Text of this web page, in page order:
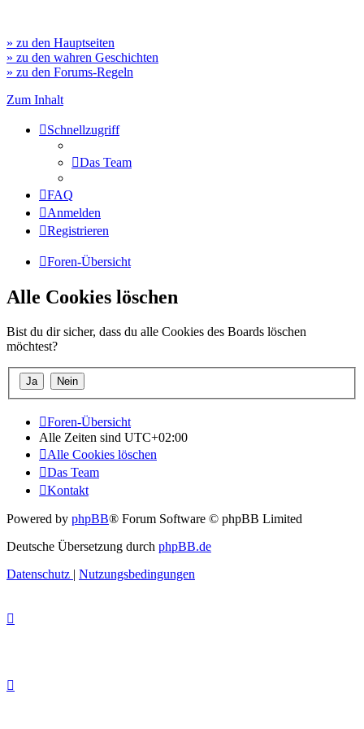
» zu den Hauptseiten
» zu den wahren Geschichten
» zu den Forums-Regeln
Zum Inhalt
Schnellzugriff
Das Team
FAQ
Anmelden
Registrieren
Foren-Übersicht
Alle Cookies löschen
Bist du dir sicher, dass du alle Cookies des Boards löschen
möchtest?
Foren-Übersicht
Alle Zeiten sind UTC+02:00
Alle Cookies löschen
Das Team
Kontakt
Powered by phpBB® Forum Software © phpBB Limited
Deutsche Übersetzung durch phpBB.de
Datenschutz | Nutzungsbedingungen